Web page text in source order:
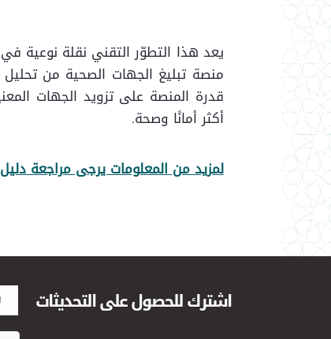
يعد هذا التطوّر التقني نقلة نوعية
منصة تبليغ الجهات الصحية من تحليل
قدرة المنصة على تزويد الجهات
أكثر أمانًا وصحة.
لمزيد من المعلومات يرجى مراجعة
اشترك للحصول على التحديثات